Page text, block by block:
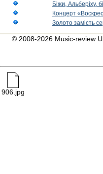
Біжи, Альберіху,
Концерт
Золото замість
© 2008-2026 Music-review
906.jpg